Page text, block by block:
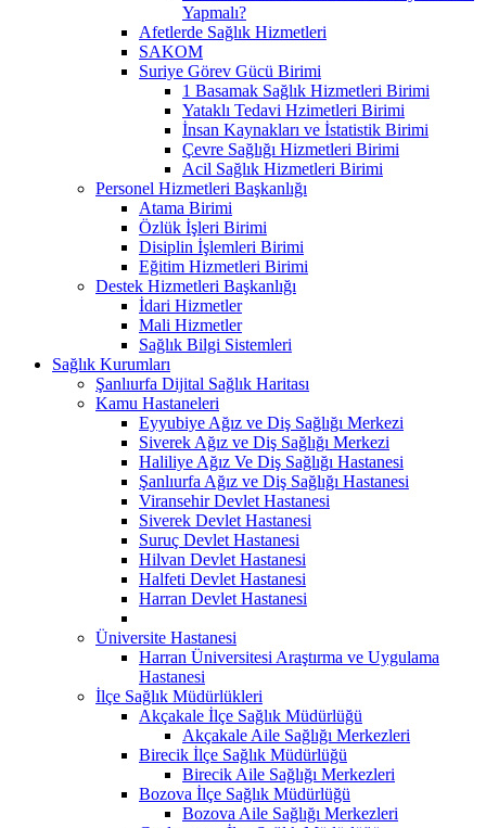
Yapmalı?
Afetlerde Sağlık Hizmetleri
SAKOM
Suriye Görev Gücü Birimi
1 Basamak Sağlık Hizmetleri Birimi
Yataklı Tedavi Hzimetleri Birimi
İnsan Kaynakları ve İstatistik Birimi
Çevre Sağlığı Hizmetleri Birimi
Acil Sağlık Hizmetleri Birimi
Personel Hizmetleri Başkanlığı
Atama Birimi
Özlük İşleri Birimi
Disiplin İşlemleri Birimi
Eğitim Hizmetleri Birimi
Destek Hizmetleri Başkanlığı
İdari Hizmetler
Mali Hizmetler
Sağlık Bilgi Sistemleri
Sağlık Kurumları
Şanlıurfa Dijital Sağlık Haritası
Kamu Hastaneleri
Eyyubiye Ağız ve Diş Sağlığı Merkezi
Siverek Ağız ve Diş Sağlığı Merkezi
Haliliye Ağız Ve Diş Sağlığı Hastanesi
Şanlıurfa Ağız ve Diş Sağlığı Hastanesi
Viransehir Devlet Hastanesi
Siverek Devlet Hastanesi
Suruç Devlet Hastanesi
Hilvan Devlet Hastanesi
Halfeti Devlet Hastanesi
Harran Devlet Hastanesi
Üniversite Hastanesi
Harran Üniversitesi Araştırma ve Uygulama
Hastanesi
İlçe Sağlık Müdürlükleri
Akçakale İlçe Sağlık Müdürlüğü
Akçakale Aile Sağlığı Merkezleri
Birecik İlçe Sağlık Müdürlüğü
Birecik Aile Sağlığı Merkezleri
Bozova İlçe Sağlık Müdürlüğü
Bozova Aile Sağlığı Merkezleri